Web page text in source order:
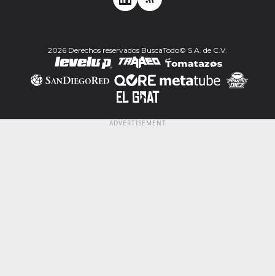
2026 Derechos reservados BuscaTodo© S.A. de C.V.